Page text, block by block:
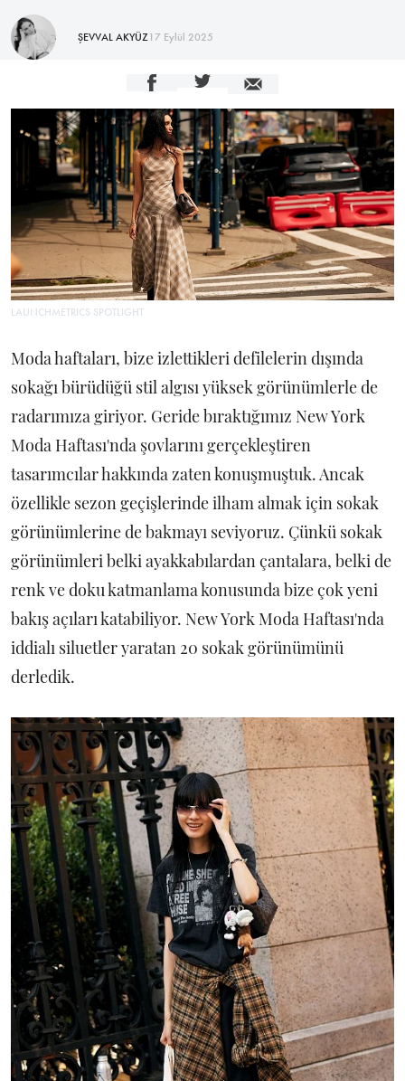
ŞEVVAL AKYÜZ17 Eylül 2025
LAUNCHMETRICS SPOTLIGHT
Moda haftaları, bize izlettikleri defilelerin dışında
sokağı bürüdüğü stil algısı yüksek görünümlerle de
radarımıza giriyor. Geride bıraktığımız New York
Moda Haftası'nda şovlarını gerçekleştiren
tasarımcılar hakkında zaten konuşmuştuk. Ancak
özellikle sezon geçişlerinde ilham almak için sokak
görünümlerine de bakmayı seviyoruz. Çünkü sokak
görünümleri belki ayakkabılardan çantalara, belki de
renk ve doku katmanlama konusunda bize çok yeni
bakış açıları katabiliyor. New York Moda Haftası'nda
iddialı siluetler yaratan 20 sokak görünümünü
derledik.